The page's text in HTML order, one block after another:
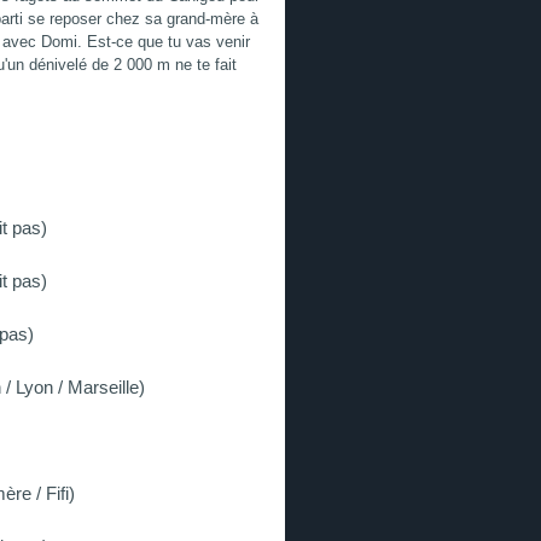
se reposer chez sa grand-mère à
Domi. Est-ce que tu vas venir
dénivelé de 2 000 m ne te fait
pas)
pas)
Lyon / Marseille)
/ Fifi)